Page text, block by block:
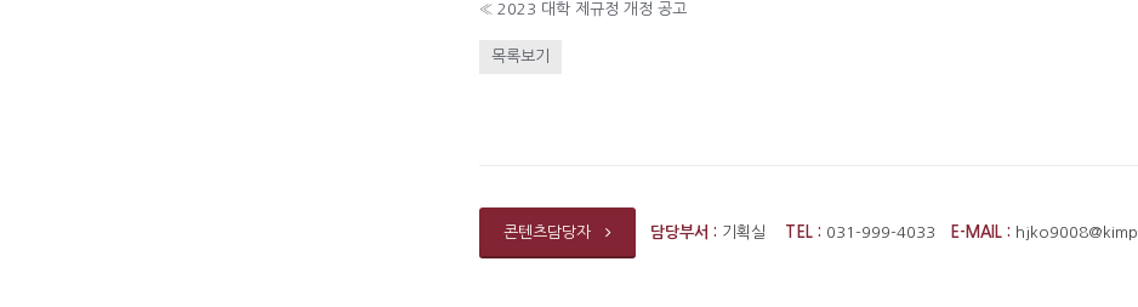
« 2023 대학 제규정 개정 공고
목록보기
콘텐츠담당자 담당부서 : 기획실 TEL : 031-999-4033 E-MAIL :